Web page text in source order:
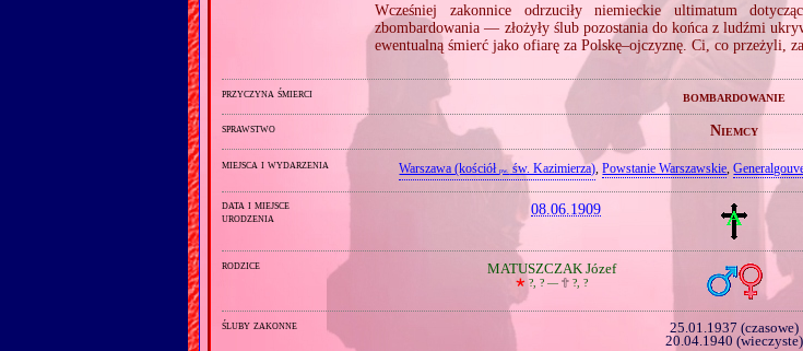
Wcześniej zakonnice odrzuciły niemieckie ultimatum
zbombardowania — złożyły ślub pozostania do końca z ludźmi
ewentualną śmierć jako ofiarę za Polskę–ojczyznę. Ci, co przeżyli,
przyczyna śmierci bombardowanie
sprawstwo Niemcy
miejsca i wydarzenia Warszawa (kościółpw. św. Kazimierza),Powstanie Warszawskie,
data i miejsce
urodzenia
08.06.1909
rodzice MATUSZCZAK Józef
🞲 ?, ? — 🕆?, ?
śluby zakonne
25.01.1937 (czasowe)
20.04.1940 (wieczyste)